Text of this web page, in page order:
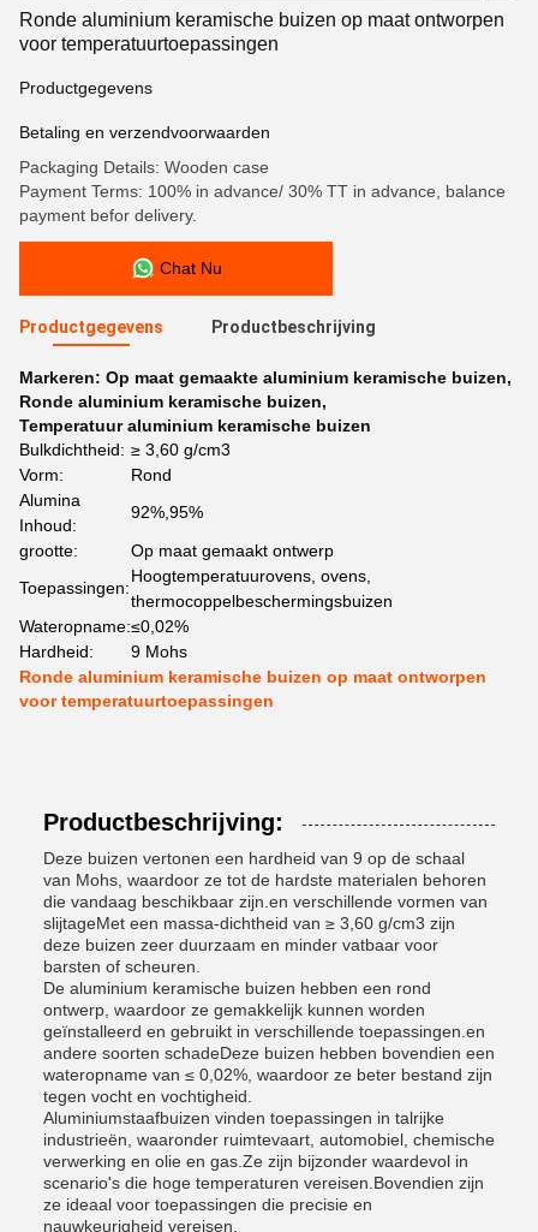
Ronde aluminium keramische buizen op maat ontworpen
voor temperatuurtoepassingen
Productgegevens
Betaling en verzendvoorwaarden
Packaging Details: Wooden case
Payment Terms: 100% in advance/ 30% TT in advance, balance
payment befor delivery.
Chat Nu
Productgegevens Productbeschrijving
Markeren: Op maat gemaakte aluminium keramische buizen,
Ronde aluminium keramische buizen,
Temperatuur aluminium keramische buizen
Bulkdichtheid: ≥ 3,60 g/cm3
Vorm:
Rond
Alumina
Inhoud:
92%,95%
grootte:
Op maat gemaakt ontwerp
Toepassingen:
Hoogtemperatuurovens, ovens,
thermocoppelbeschermingsbuizen
Wateropname:≤0,02%
Hardheid:
9 Mohs
Ronde aluminium keramische buizen op maat ontworpen
voor temperatuurtoepassingen
Productbeschrijving:
Deze buizen vertonen een hardheid van 9 op de schaal
van Mohs, waardoor ze tot de hardste materialen behoren
die vandaag beschikbaar zijn.en verschillende vormen van
slijtageMet een massa-dichtheid van ≥ 3,60 g/cm3 zijn
deze buizen zeer duurzaam en minder vatbaar voor
barsten of scheuren.
De aluminium keramische buizen hebben een rond
ontwerp, waardoor ze gemakkelijk kunnen worden
geïnstalleerd en gebruikt in verschillende toepassingen.en
andere soorten schadeDeze buizen hebben bovendien een
wateropname van ≤ 0,02%, waardoor ze beter bestand zijn
tegen vocht en vochtigheid.
Aluminiumstaafbuizen vinden toepassingen in talrijke
industrieën, waaronder ruimtevaart, automobiel, chemische
verwerking en olie en gas.Ze zijn bijzonder waardevol in
scenario's die hoge temperaturen vereisen.Bovendien zijn
ze ideaal voor toepassingen die precisie en
nauwkeurigheid vereisen.